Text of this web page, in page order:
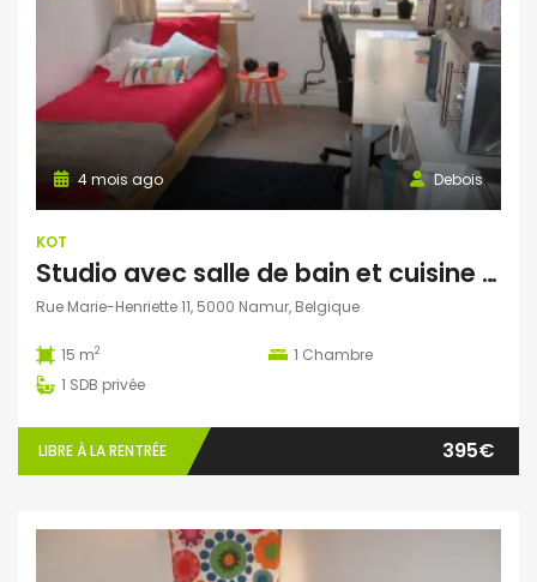
Debois
4 mois ago
KOT
Studio avec salle de bain et cuisine personnelles libre au 1er septembre
Rue Marie-Henriette 11, 5000 Namur, Belgique
15 m2 1 Chambre
1 SDB privée
LIBRE À LA RENTRÉE 395€